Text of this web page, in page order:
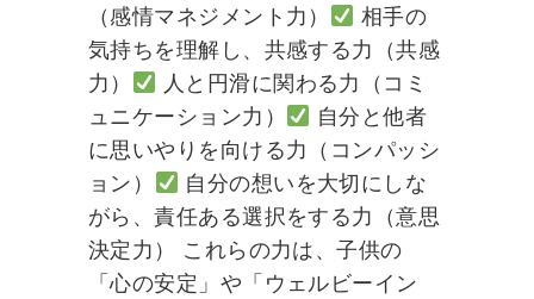
（感情マネジメント力）
相手の
気持ちを理解し、共感する力（共感
力）
人と円滑に関わる力（コミ
ュニケーション力）
自分と他者
に思いやりを向ける力（コンパッシ
ョン）
自分の想いを大切にしな
がら、責任ある選択をする力（意思
決定力） これらの力は、子供の
「心の安定」や「ウェルビーイン